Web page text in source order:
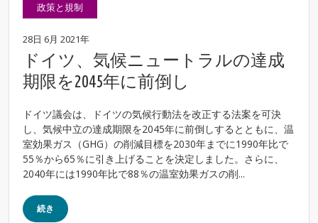
政策と規制
28日 6月 2021年
ドイツ、気候ニュートラルの達成
期限を2045年に前倒し
ドイツ議会は、ドイツの気候行動法を改正する法案を可決
し、気候中立の達成期限を2045年に前倒しするとともに、温
室効果ガス（GHG）の削減目標を2030年までに1990年比で
55％から65％に引き上げることを決定しました。さらに、
2040年には1990年比で88％の温室効果ガスの削...
続き